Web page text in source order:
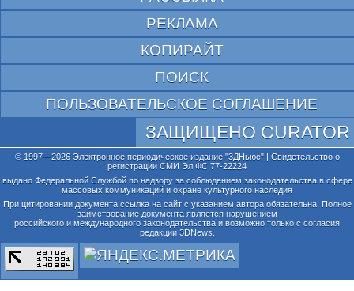
РЕКЛАМА
КОПИРАЙТ
ПОИСК
ПОЛЬЗОВАТЕЛЬСКОЕ СОГЛАШЕНИЕ
ЗАЩИЩЕНО CURATOR
© 1997—2026 Электронное периодическое издание "3ДНьюс" | Свидетельство о
регистрации СМИ Эл ФС 77-22224
выдано Федеральной Службой по надзору за соблюдением законодательства в сфере
массовых коммуникаций и охране культурного наследия
При цитировании документа ссылка на сайт с указанием автора обязательна. Полное
заимствование документа является нарушением
российского и международного законодательства и возможно только с согласия
редакции 3DNews.